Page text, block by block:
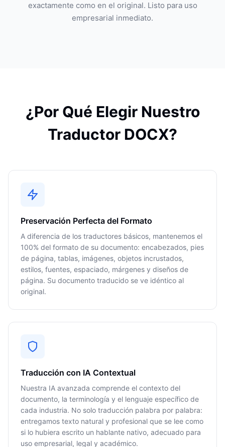
exactamente como en el original. Listo para uso
empresarial inmediato.
¿Por Qué Elegir Nuestro
Traductor DOCX?
Preservación Perfecta del Formato
A diferencia de los traductores básicos, mantenemos el
100% del formato de su documento: encabezados, pies
de página, tablas, imágenes, objetos incrustados,
estilos, fuentes, espaciado, márgenes y diseños de
página. Su documento traducido se ve idéntico al
original.
Traducción con IA Contextual
Nuestra IA avanzada comprende el contexto del
documento, la terminología y el lenguaje específico de
cada industria. No solo traducción palabra por palabra:
entregamos texto natural y profesional que se lee como
si lo hubiera escrito un hablante nativo, adecuado para
uso empresarial, legal y académico.